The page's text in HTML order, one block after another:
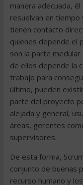
manera adecuada,
resuelvan en tiempo
tienen contacto
quienes depende el
son la parte
de ellos depende la
trabajo para
último, pueden
parte del proyecto
alejada y general,
áreas, gerentes
supervisores.
De esta forma,
conjunto de buenas
recurso humano y